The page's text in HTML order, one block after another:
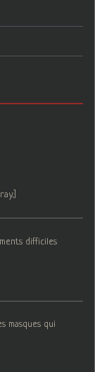
difficiles
masques qui